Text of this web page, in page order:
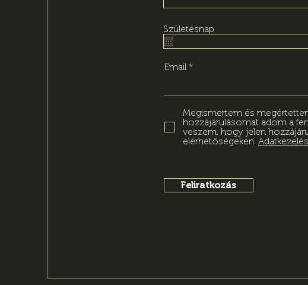
Születésnap
Email
Megismertem és
hozzájárulásomat adom a
veszem, hogy jelen
elérhetőségeken.
Feliratkozás